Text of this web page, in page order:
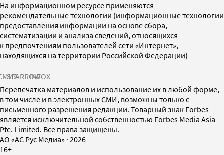
На информационном ресурсе применяются
рекомендательные технологии (информационные технологии
предоставления информации на основе сбора,
систематизации и анализа сведений, относящихся
к предпочтениям пользователей сети «Интернет»,
находящихся на территории Российской Федерации)
SPARROWINFOX
Перепечатка материалов и использование их в любой форме,
в том числе и в электронных СМИ, возможны только с
письменного разрешения редакции. Товарный знак Forbes
является исключительной собственностью Forbes Media Asia
Pte. Limited. Все права защищены.
AO «АС Рус Медиа» · 2026
16+